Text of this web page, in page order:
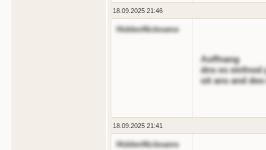
18.09.2025 21:46
HiddenNickname
Aoffnang
dns es einfnod
oit ans and deo
18.09.2025 21:41
HiddenNickname